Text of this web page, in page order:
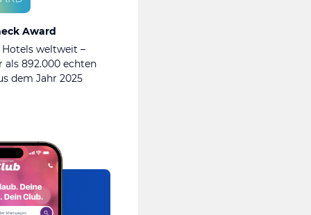
Award
weltweit –
als 892.000 echten
dem Jahr 2025